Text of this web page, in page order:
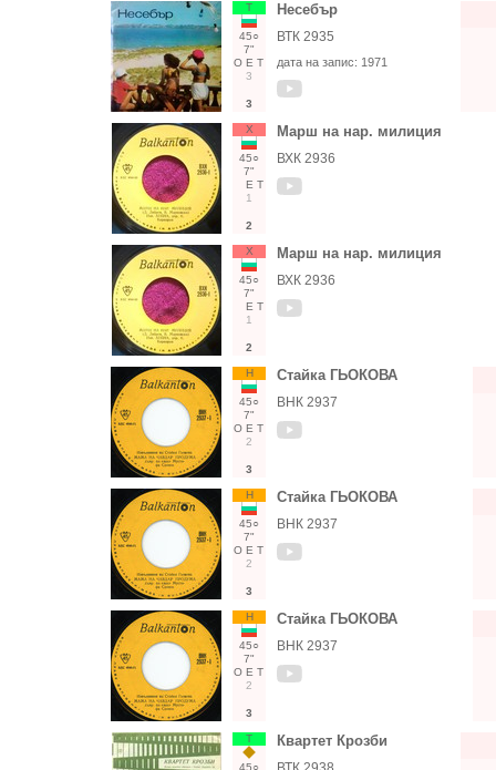
Т
45○
7"
О Е Т
3
3
Несебър
ВТК 2935
дата на запис: 1971
Х
45○
7"
Е Т
1
2
Марш на нар. милиция
ВХК 2936
Х
45○
7"
Е Т
1
2
Марш на нар. милиция
ВХК 2936
Н
45○
7"
О Е Т
2
3
Стайка ГЬОКОВА
ВНК 2937
Н
45○
7"
О Е Т
2
3
Стайка ГЬОКОВА
ВНК 2937
Н
45○
7"
О Е Т
2
3
Стайка ГЬОКОВА
ВНК 2937
Т
45○
Квартет Крозби